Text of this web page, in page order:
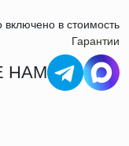
включено в стоимость
Гарантии
НАМ